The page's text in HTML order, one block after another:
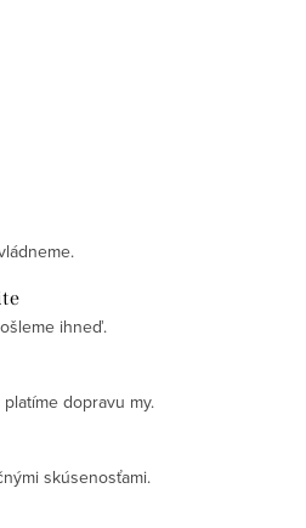
ihneď.
dopravu my.
skúsenosťami.